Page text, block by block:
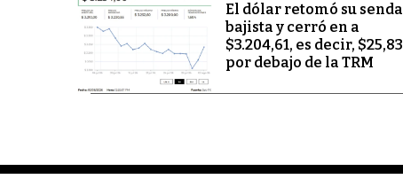
El dólar retomó su senda
bajista y cerró en a
$3.204,61, es decir, $25,83
por debajo de la TRM